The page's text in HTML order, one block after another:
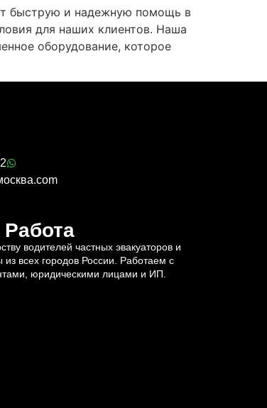
быструю и надежную помощь в
для наших клиентов. Наша
оборудование, которое
водителей частных эвакуаторов и
всех городов России. Работаем с
юридическими лицами и ИП.